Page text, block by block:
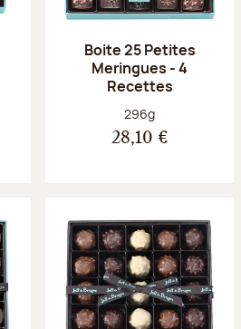
Boite 25 Petites
Meringues - 4
Recettes
Poids net :
296g
28,10 €